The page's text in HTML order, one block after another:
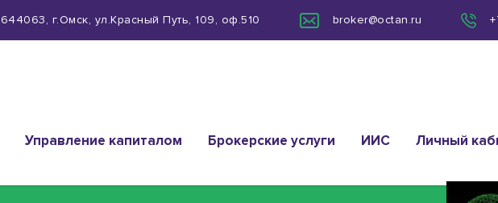
644063, г.Омск, ул.Красный Путь, 109, оф.510 broker@octan.ru
Управление капиталом Брокерские услуги ИИС Личный